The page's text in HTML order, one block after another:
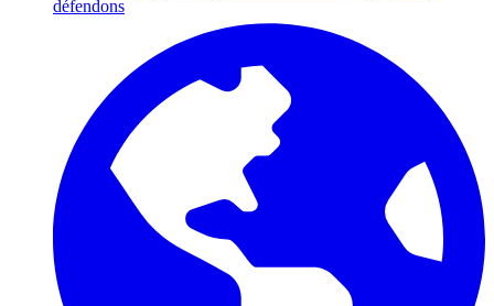
défendons